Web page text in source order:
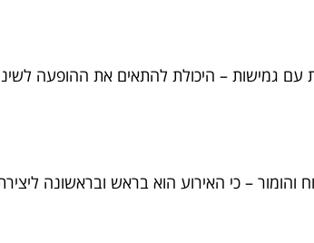
עם גמישות – היכולת להתאים את ההופעה
והומור – כי האירוע הוא בראש ובראשונה ליצירת